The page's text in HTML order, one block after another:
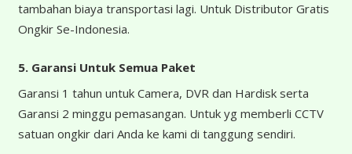
tambahan biaya transportasi lagi. Untuk Distributor Gratis
Ongkir Se-Indonesia.
5. Garansi Untuk Semua Paket
Garansi 1 tahun untuk Camera, DVR dan Hardisk serta
Garansi 2 minggu pemasangan. Untuk yg memberli CCTV
satuan ongkir dari Anda ke kami di tanggung sendiri.